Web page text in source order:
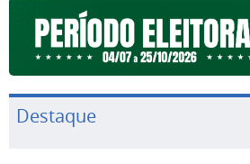
Destaque